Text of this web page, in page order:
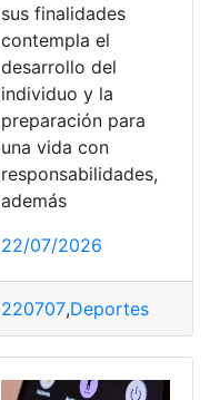
sus finalidades
contempla el
desarrollo del
individuo y la
preparación para
una vida con
responsabilidades,
además
22/07/2026
220707,Deportes